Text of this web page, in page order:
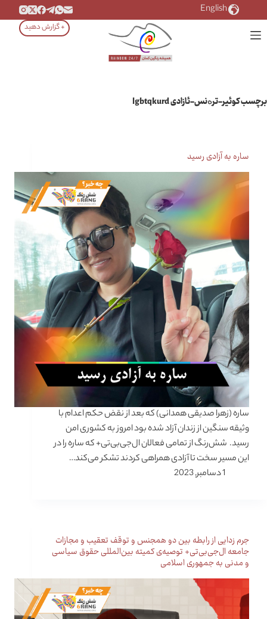
به
محتوا
English
+ گزارش دهید
برچسبکوئیر-ترەنس-ئازادی lgbtqkurd
ساره به آزادی رسید
ساره (زهرا صدیقی همدانی) که بعد از نقض حکم اعدام با
وثیقه سنگین از زندان آزاد شده بود امروز به کشوری امن
رسید. شش‌رنگ از تمامی فعالان ال‌جی‌بی‌تی+ که ساره را در
این مسیر سخت تا آزادی همراهی کردند تشکر می‌کند…
1 دسامبر, 2023
جرم زدایی از رابطه بین دو همجنس و توقف تعقیب و مجازات
جامعه ال‌جی‌بی‌تی+ توصیه‌ی کمیته بین‌المللی حقوق سیاسی
و مدنی به جمهوری اسلامی